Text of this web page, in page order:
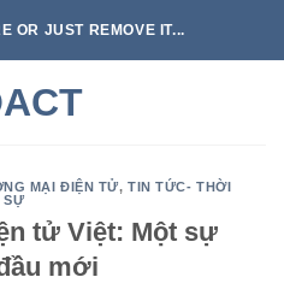
OR JUST REMOVE IT...
MẠI ĐIỆN TỬ,TIN TỨC- THỜI
SỰ
tử Việt: Một sự
mới